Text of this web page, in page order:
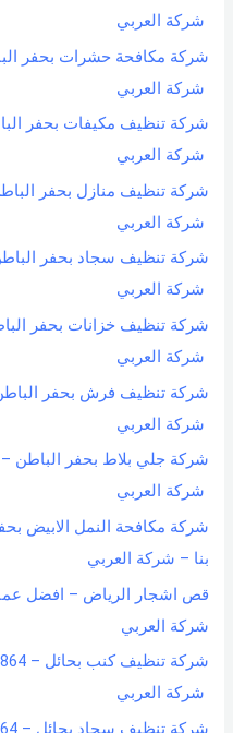
شركة العربي
شركة العربي
شركة العربي
شركة العربي
شركة العربي
شركة العربي
شركة العربي
شركة العربي
بنا – شركة العربي
قص اشجار الرياض – افضل
شركة العربي
شركة العربي